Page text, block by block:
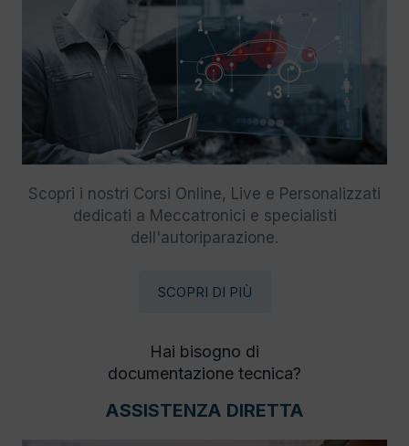
Scopri i nostri Corsi Online, Live e Personalizzati
dedicati a Meccatronici e specialisti
dell'autoriparazione.
SCOPRI DI PIÙ
Hai bisogno di
documentazione tecnica?
ASSISTENZA DIRETTA